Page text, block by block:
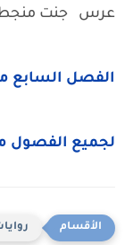
عرس جنت
الفصل السابع
لجميع الفصول